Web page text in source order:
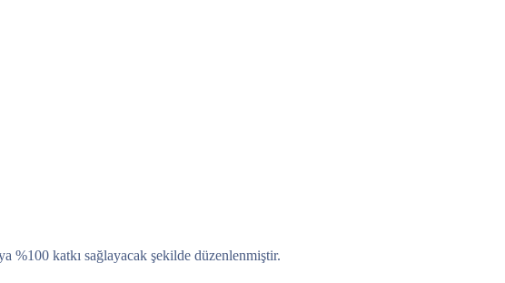
%100 katkı sağlayacak şekilde düzenlenmiştir.